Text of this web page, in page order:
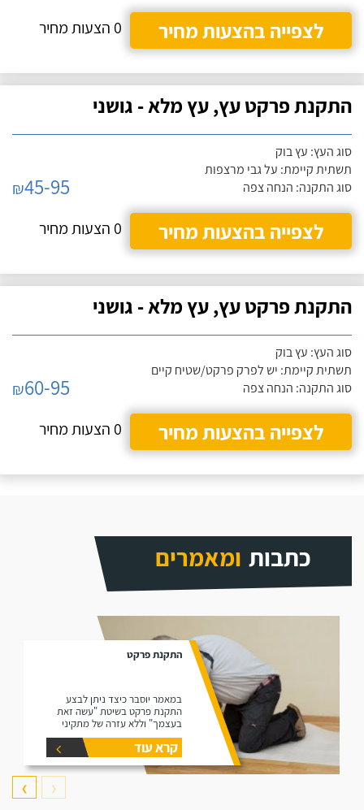
לצפייה בהצעות מחיר
0 הצעות מחיר
התקנת פרקט עץ, עץ מלא - גושני
סוג העץ: עץ בוק
תשתית קיימת: על גבי מרצפות
סוג התקנה: הנחה צפה
₪45-95
לצפייה בהצעות מחיר
0 הצעות מחיר
התקנת פרקט עץ, עץ מלא - גושני
סוג העץ: עץ בוק
תשתית קיימת: יש לפרק פרקט/שטיח קיים
סוג התקנה: הנחה צפה
₪60-95
לצפייה בהצעות מחיר
0 הצעות מחיר
כתבות ומאמרים
התקנת פרקט
במאמר יוסבר כיצד ניתן לבצע
התקנת פרקט בשיטת "עשה זאת
בעצמך" וללא עזרה של מתקיני
פרקטים.
קרא עוד
❮
❯